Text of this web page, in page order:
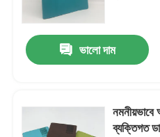
ভালো দাম
ব্যক্তিগত